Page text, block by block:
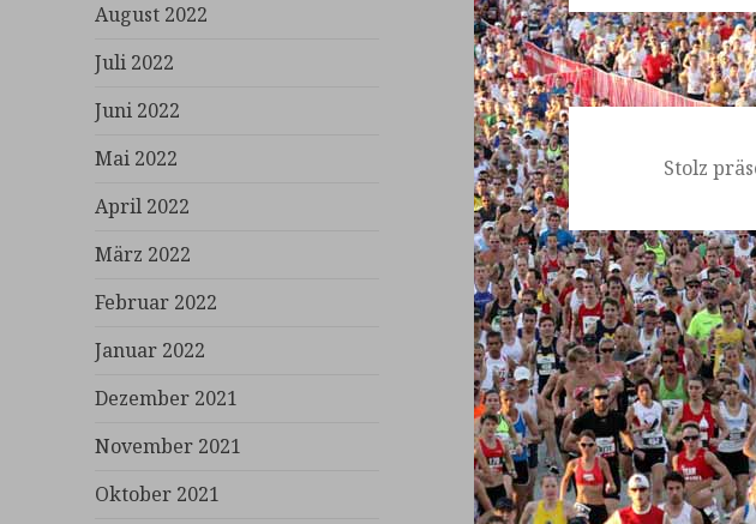
August 2022
Juli 2022
Juni 2022
Mai 2022
April 2022
März 2022
Februar 2022
Januar 2022
Dezember 2021
November 2021
Oktober 2021
Stolz